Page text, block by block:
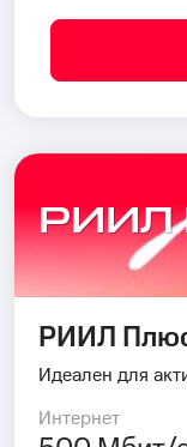
РИИЛ
РИИЛ
Идеален для
Интернет